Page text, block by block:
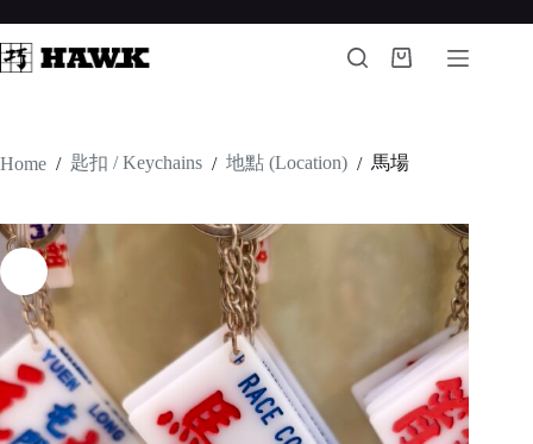
to
content
Shopping
Home / 匙扣 / Keychains / 地點 (Location) / 馬場